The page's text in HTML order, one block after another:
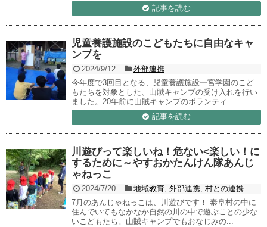
記事を読む
児童養護施設のこどもたちに自由なキャ
ンプを
2024/9/12
外部連携
今年度で3回目となる、児童養護施設一宮学園のこど
もたちを対象とした、山賊キャンプの受け入れを行い
ました。20年前に山賊キャンプのボランティ...
記事を読む
川遊びって楽しいね！危ない<楽しい！に
するために～やすおかたんけん隊あんじ
ゃねっこ
2024/7/20 地域教育, 外部連携, 村との連携
7月のあんじゃねっこは、川遊びです！ 泰阜村の中に
住んでいてもなかなか自然の川の中で遊ぶことの少な
いこどもたち。山賊キャンプでもおなじみの...